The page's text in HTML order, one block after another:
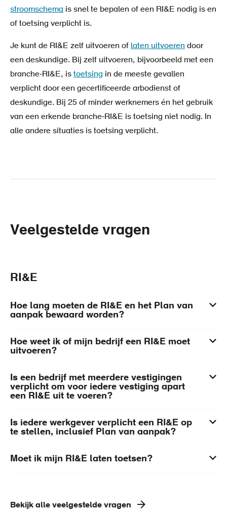
stroomschema is snel te bepalen of een RI&E nodig is en
of toetsing verplicht is.
Je kunt de RI&E zelf uitvoeren of laten uitvoeren door
een deskundige. Bij zelf uitvoeren, bijvoorbeeld met een
branche‑RI&E, is toetsing in de meeste gevallen
verplicht door een gecertificeerde arbodienst of
deskundige. Bij 25 of minder werknemers én het gebruik
van een erkende branche‑RI&E is toetsing niet nodig. In
alle andere situaties is toetsing verplicht.
Veelgestelde vragen
RI&E
Hoe lang moeten de RI&E en het Plan van
aanpak bewaard worden?
Hoe weet ik of mijn bedrijf een RI&E moet
uitvoeren?
Is een bedrijf met meerdere vestigingen
verplicht om voor iedere vestiging apart
een RI&E uit te voeren?
Is iedere werkgever verplicht een RI&E op
te stellen, inclusief Plan van aanpak?
Moet ik mijn RI&E laten toetsen?
Bekijk alle veelgestelde vragen